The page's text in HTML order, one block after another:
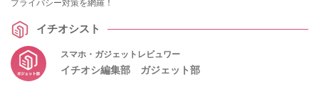
プライバシー対策を網羅！
イチオシスト
スマホ・ガジェットレビュワー
イチオシ編集部 ガジェット部